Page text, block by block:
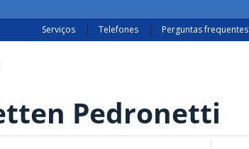
Serviços Telefones Perguntas frequentes
Pedronetti